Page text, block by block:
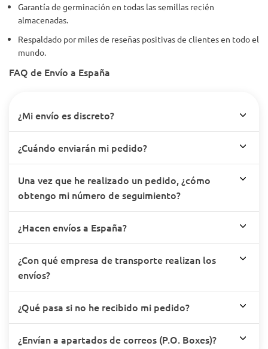
Garantía de germinación en todas las semillas recién
almacenadas.
Respaldado por miles de reseñas positivas de clientes en todo el
mundo.
FAQ de Envío a España
¿Mi envío es discreto?
¿Cuándo enviarán mi pedido?
Una vez que he realizado un pedido, ¿cómo
obtengo mi número de seguimiento?
¿Hacen envíos a España?
¿Con qué empresa de transporte realizan los
envíos?
¿Qué pasa si no he recibido mi pedido?
¿Envían a apartados de correos (P.O. Boxes)?